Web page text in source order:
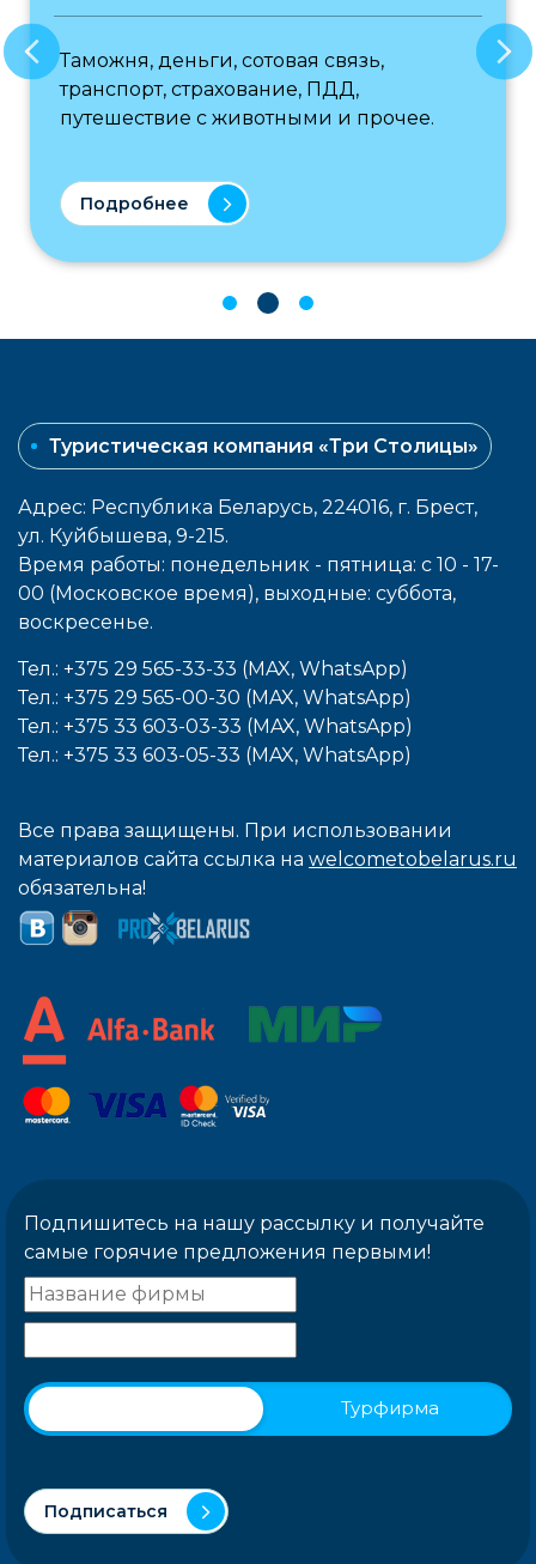
Таможня, деньги, сотовая связь,
транспорт, страхование, ПДД,
путешествие с животными и прочее.
Подробнее
Туристическая компания «Три Столицы»
Адрес: Республика Беларусь, 224016, г. Брест,
ул. Куйбышева, 9-215.
Время работы: понедельник - пятница: с 10 - 17-
00 (Московское время), выходные: cуббота,
воcкресенье.
Тел.: +375 29 565-33-33 (MAX, WhatsApp)
Тел.: +375 29 565-00-30 (MAX, WhatsApp)
Тел.: +375 33 603-03-33 (MAX, WhatsApp)
Тел.: +375 33 603-05-33 (MAX, WhatsApp)
Все права защищены. При использовании
материалов сайта ссылка на welcometobelarus.ru
обязательна!
Подпишитесь на нашу рассылку и получайте
самые горячие предложения первыми!
Турфирма
Подписаться